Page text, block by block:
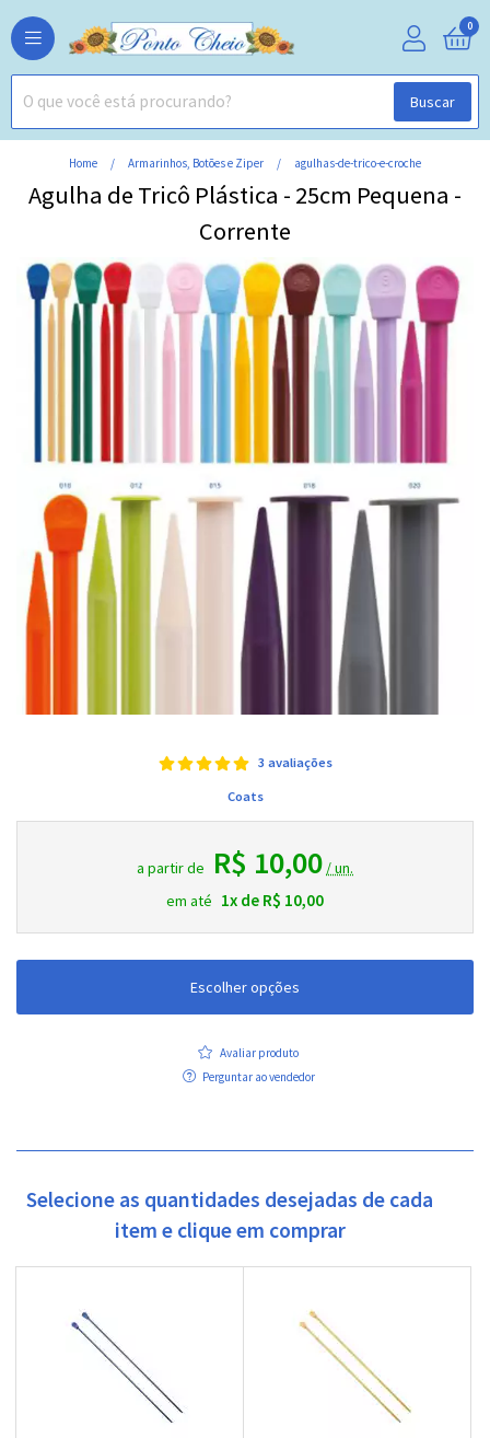
Buscar
0
Home Armarinhos, Botões e Ziper agulhas-de-trico-e-croche
Agulha de Tricô Plástica - 25cm Pequena -
Corrente
3 avaliações
Coats
a partir de R$ 10,00 / un.
em até 1x de R$ 10,00
Escolher opções
Avaliar produto
Perguntar ao vendedor
Selecione as quantidades desejadas de cada
item e clique em comprar